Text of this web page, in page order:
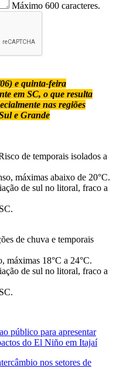
Máximo 600 caracteres.
e quinta-feira
em SC, o que resulta
nas regiões
e Grande
de temporais isolados a
máximas abaixo de 20°C.
de sul no litoral, fraco a
de chuva e temporais
máximas 18°C a 24°C.
de sul no litoral, fraco a
público para apresentar
do El Niño em Itajaí
nos setores de